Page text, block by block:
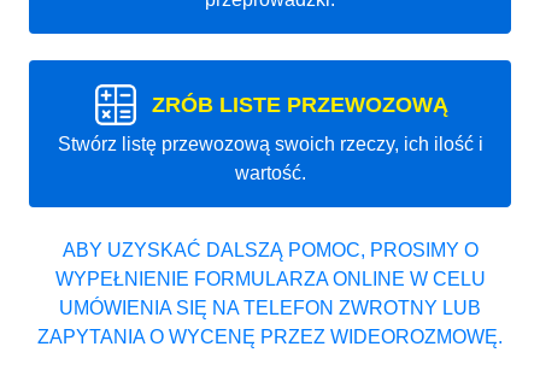
ZRÓB LISTE PRZEWOZOWĄ
Stwórz listę przewozową swoich rzeczy, ich ilość i
wartość.
ABY UZYSKAĆ DALSZĄ POMOC, PROSIMY O
WYPEŁNIENIE FORMULARZA ONLINE W CELU
UMÓWIENIA SIĘ NA TELEFON ZWROTNY LUB
ZAPYTANIA O WYCENĘ PRZEZ WIDEOROZMOWĘ.